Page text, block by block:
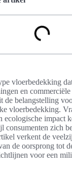
vloerbedekking
en
de belangstelling
vloerbedekking.
ecologische impact
consumenten zich
verkent de
de oorsprong tot
voor een